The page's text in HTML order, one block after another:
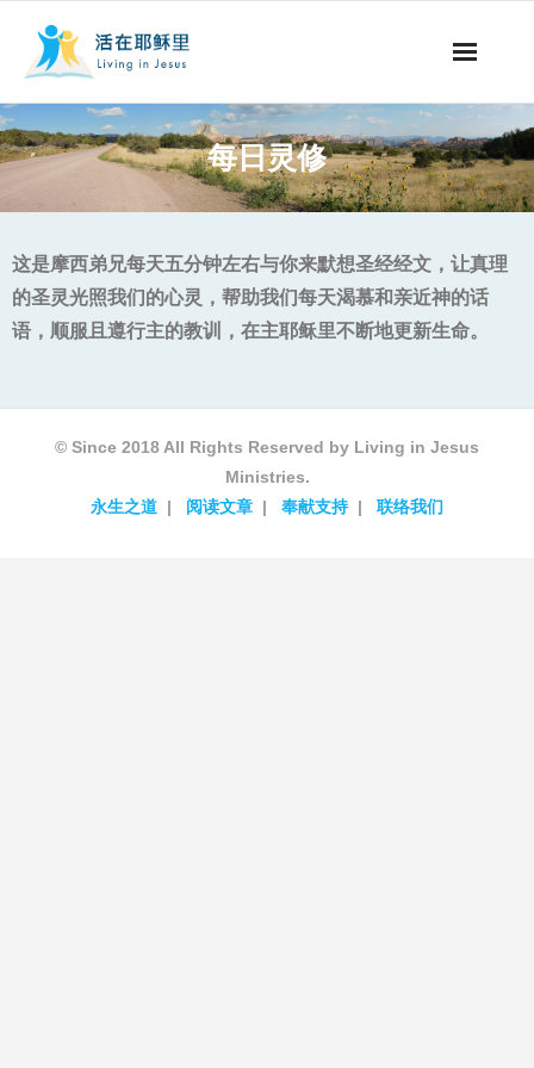
事工概要
阅读文章
永生之道
每日灵修
这是摩西弟兄每天五分钟左右与你来默想圣经经文，让真理
的圣灵光照我们的心灵，帮助我们每天渴慕和亲近神的话
语，顺服且遵行主的教训，在主耶稣里不断地更新生命。
© Since 2018 All Rights Reserved by Living in Jesus
Ministries.
永生之道
阅读文章 奉献支持 联络我们